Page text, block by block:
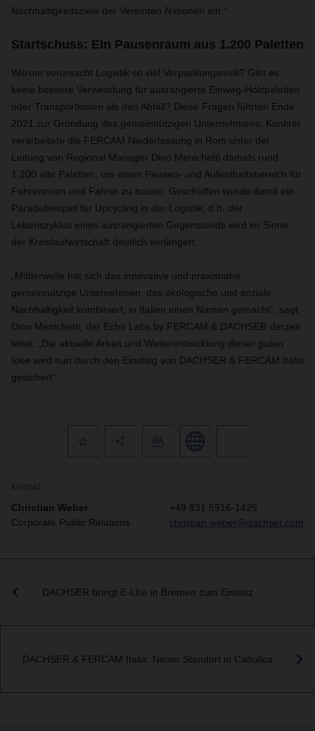
Nachhaltigkeitsziele der Vereinten Nationen ein.“
Startschuss: Ein Pausenraum aus 1.200 Paletten
Warum verursacht Logistik so viel Verpackungsmüll? Gibt es
keine bessere Verwendung für ausrangierte Einweg-Holzpaletten
oder Transportkisten als den Abfall? Diese Fragen führten Ende
2021 zur Gründung des gemeinnützigen Unternehmens. Konkret
verarbeitete die FERCAM Niederlassung in Rom unter der
Leitung von Regional Manager Dino Menichetti damals rund
1.200 alte Paletten, um einen Pausen- und Aufenthaltsbereich für
Fahrerinnen und Fahrer zu bauen. Geschaffen wurde damit ein
Paradebeispiel für Upcycling in der Logistik, d.h. der
Lebenszyklus eines ausrangierten Gegenstands wird im Sinne
der Kreislaufwirtschaft deutlich verlängert.
„Mittlerweile hat sich das innovative und praxisnahe
gemeinnützige Unternehmen, das ökologische und soziale
Nachhaltigkeit kombiniert, in Italien einen Namen gemacht“, sagt
Dino Menichetti, der Echo Labs by FERCAM & DACHSER derzeit
leitet. „Die aktuelle Arbeit und Weiterentwicklung dieser guten
Idee wird nun durch den Einstieg von DACHSER & FERCAM Italia
gesichert“.
Kontakt
Christian Weber
Corporate Public Relations
+49 831 5916-1425
christian.weber@dachser.com
DACHSER bringt E-Lkw in Bremen zum Einsatz
DACHSER & FERCAM Italia: Neuer Standort in Cattolica